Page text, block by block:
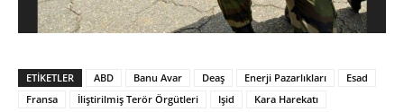
ETIKETLER ABD Banu Avar Deaş Enerji Pazarlıkları
Esad
Fransa
İliştirilmiş Terör Örgütleri Işid
Kara Harekatı